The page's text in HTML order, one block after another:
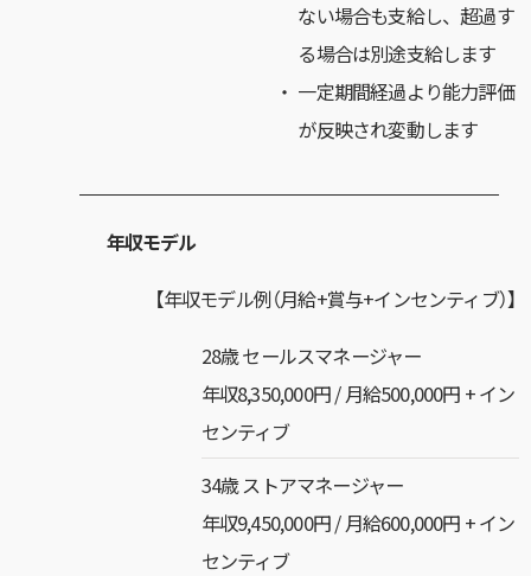
ない場合も支給し、超過す
る場合は別途支給します
一定期間経過より能力評価
が反映され変動します
年収モデル
【年収モデル例（月給+賞与+インセンティブ）】
28歳 セールスマネージャー
年収8,350,000円 / 月給500,000円 + イン
センティブ
34歳 ストアマネージャー
年収9,450,000円 / 月給600,000円 + イン
センティブ